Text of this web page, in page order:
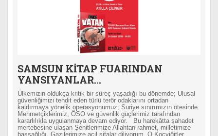
SAMSUN KİTAP FUARINDAN
YANSIYANLAR…
Ülkemizin oldukça kritik bir süreç yaşadığı bu dönemde; Ulusal
güvenliğimizi tehdit eden türlü terör odaklarını ortadan
kaldırmaya yönelik operasyonumuz; Suriye sınırımızın ötesinde
Mehmetçiklerimiz, ÖSO ve güvenlik güçlerimiz tarafından
kararlılıkla uygulanmaya devam ediyor. Bu harekâtta şahadet
mertebesine ulaşan Şehitlerimize Allahtan rahmet, milletimize
başsağlığı, Gazilerimize acil şifalar diliyorum. O Koçyiğitler